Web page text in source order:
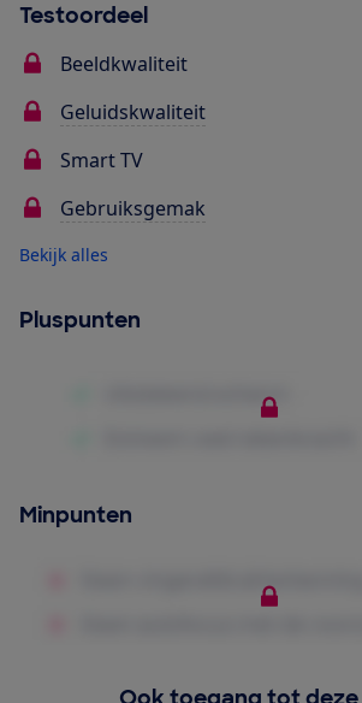
Testoordeel
Beeldkwaliteit
Geluidskwaliteit
Smart TV
Gebruiksgemak
Bekijk alles
Pluspunten
Minpunten